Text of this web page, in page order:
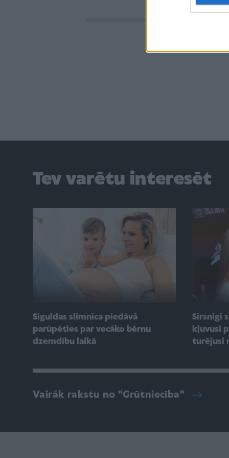
Tev varētu interesēt
Siguldas slimnīca piedāvā
parūpēties par vecāko bērnu
dzemdību laikā
Sirsnīgi
kļuvusi
turējusi
Vairāk rakstu no "Grūtniecība"